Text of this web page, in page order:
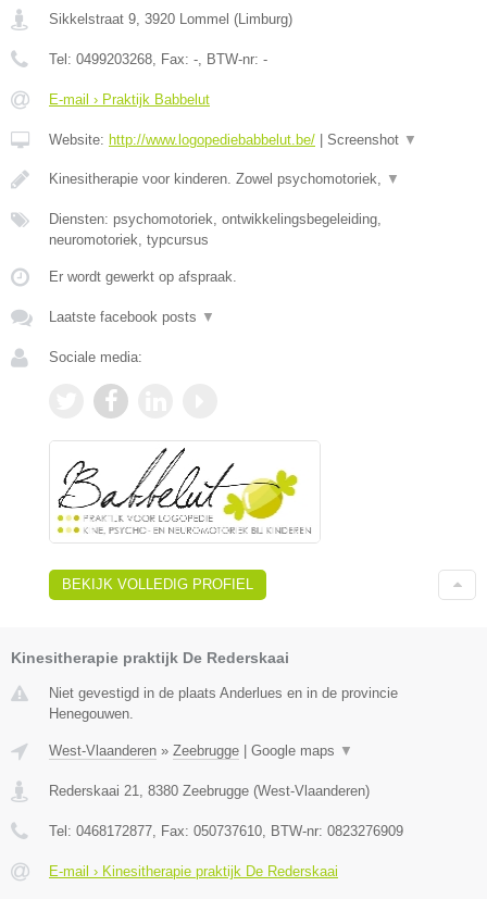
Sikkelstraat 9, 3920 Lommel (Limburg)
Tel: 0499203268, Fax: -, BTW-nr: -
E-mail › Praktijk Babbelut
Website: http://www.logopediebabbelut.be/ Screenshot ▼
Kinesitherapie voor kinderen. Zowel psychomotoriek, ▼
Diensten: psychomotoriek, ontwikkelingsbegeleiding,
neuromotoriek, typcursus
Er wordt gewerkt op afspraak.
Laatste facebook posts ▼
Sociale media:
BEKIJK VOLLEDIG PROFIEL
Kinesitherapie praktijk De Rederskaai
Niet gevestigd in de plaats Anderlues en in de provincie
Henegouwen.
West-Vlaanderen » Zeebrugge | Google maps ▼
Rederskaai 21 8380 Zeebrugge (West-Vlaanderen)
Tel: 0468172877 , Fax: 050737610 , BTW-nr: 0823276909
E-mail › Kinesitherapie praktijk De Rederskaai